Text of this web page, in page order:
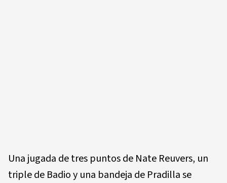
Una jugada de tres puntos de Nate Reuvers, un
triple de Badio y una bandeja de Pradilla se